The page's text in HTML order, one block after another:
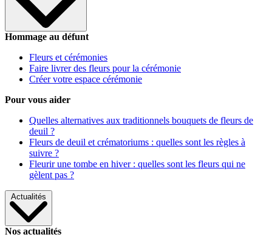
Hommage au défunt
Fleurs et cérémonies
Faire livrer des fleurs pour la cérémonie
Créer votre espace cérémonie
Pour vous aider
Quelles alternatives aux traditionnels bouquets de fleurs de
deuil ?
Fleurs de deuil et crématoriums : quelles sont les règles à
suivre ?
Fleurir une tombe en hiver : quelles sont les fleurs qui ne
gèlent pas ?
Actualités
Nos actualités